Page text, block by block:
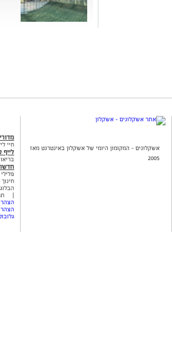
אשקלונים - המקומון היומי של אשקלון באינטרנט מאז
2005
חיי
לייף
פלילי